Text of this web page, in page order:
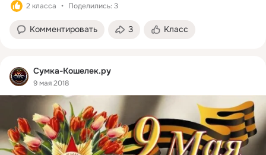
2 класса Поделились: 3
Комментировать 3 Класс
Сумка-Кошелек.ру
9 мая 2018